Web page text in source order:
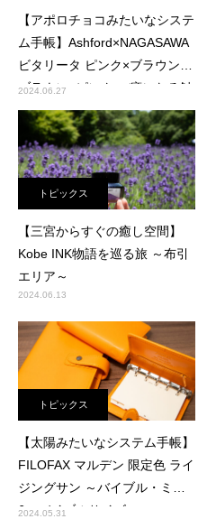
【アポロチョコみたいなシステ
ム手帳】Ashford×NAGASAWA
ビタリータ ピンク×ブラウン/
ブラウン×ピンク ～癖になる触
り心地～
2024.06.27
トピックス
【三宮からすぐの癒し空間】
Kobe INK物語を巡る旅 ～布引
エリア～
2024.06.13
トピックス
【太陽みたいなシステム手帳】
FILOFAX マルデン 限定色 ライ
ジングサン ～バイブル・ミニ
6・バイブルサイズ～
2024.05.31